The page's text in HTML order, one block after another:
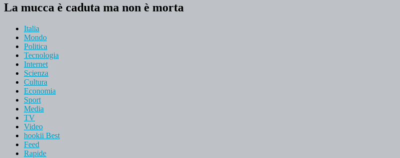
La mucca è caduta ma non è morta
Italia
Mondo
Politica
Tecnologia
Internet
Scienza
Cultura
Economia
Sport
Media
TV
Video
hookii Best
Feed
Rapide